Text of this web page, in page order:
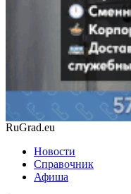
RuGrad.eu
Новости
Справочник
Афиша